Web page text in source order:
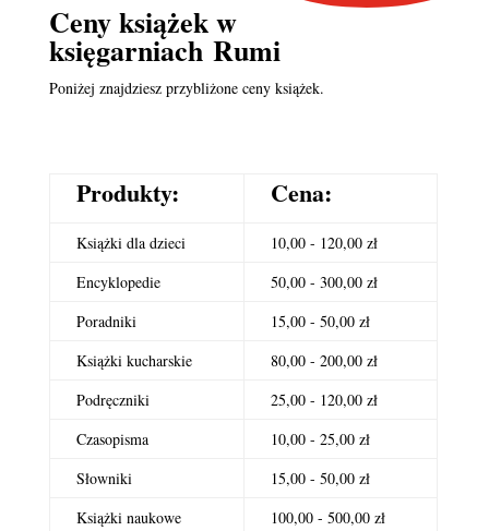
Ceny książek w
księgarniach Rumi
Poniżej znajdziesz przybliżone ceny książek.
Produkty: Cena:
Książki dla dzieci
10,00 - 120,00 zł
Encyklopedie
50,00 - 300,00 zł
Poradniki
15,00 - 50,00 zł
Książki kucharskie
80,00 - 200,00 zł
Podręczniki
25,00 - 120,00 zł
Czasopisma
10,00 - 25,00 zł
Słowniki
15,00 - 50,00 zł
Książki naukowe
100,00 - 500,00 zł